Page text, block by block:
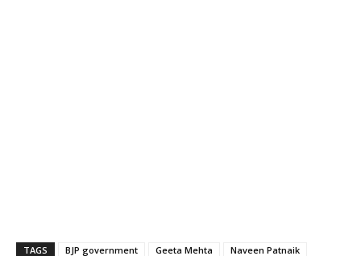
TAGS BJP government Geeta Mehta Naveen Patnaik